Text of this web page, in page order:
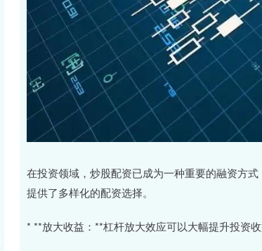
在投资领域，炒股配资已成为一种重要的融资方
提供了多样化的配资选择。
* **放大收益：**杠杆放大效应可以大幅提升投资